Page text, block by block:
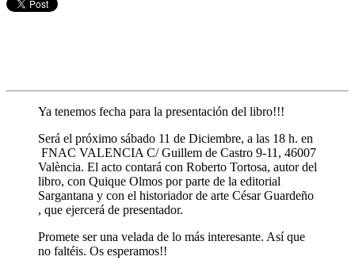
Ya tenemos fecha para la presentación del libro!!!
Será el próximo sábado 11 de Diciembre, a las 18 h. en
FNAC VALENCIA C/ Guillem de Castro 9-11, 46007
València. El acto contará con Roberto Tortosa, autor del
libro, con Quique Olmos por parte de la editorial
Sargantana y con el historiador de arte César Guardeño
, que ejercerá de presentador.
Promete ser una velada de lo más interesante. Así que
no faltéis. Os esperamos!!